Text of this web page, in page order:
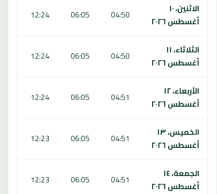
الاثنين، ١٠
أغسطس ٢٠٢٦
04:50
06:05
12:24
الثلاثاء، ١١
أغسطس ٢٠٢٦
04:50
06:05
12:24
الأربعاء، ١٢
أغسطس ٢٠٢٦
04:51
06:05
12:24
الخميس، ١٣
أغسطس ٢٠٢٦
04:51
06:05
12:23
الجمعة، ١٤
أغسطس ٢٠٢٦
04:51
06:05
12:23